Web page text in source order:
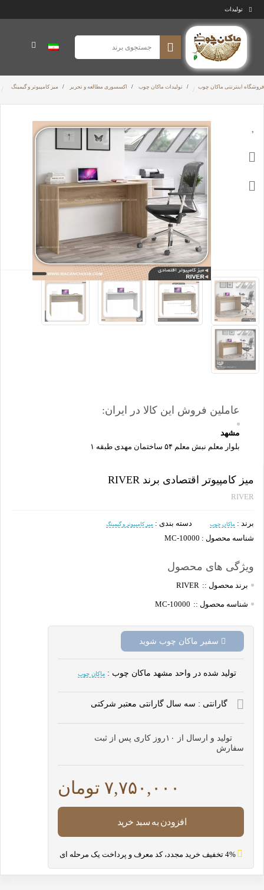
تولیدات
فروشگاه اینترنتی ماکان چوب / تولیدات ماکان چوب / اکسسوری مطالعه و تحریر / میز کامپیوتر و گیمینگ
میز کامپیوتر اقتصادی برند RIVER
RIVER
برند : ماکان چوب دسته بندی : میز کامپیوتر و گیمینگ
شناسه محصول : MC-10000
برند محصول :: RIVER
شناسه محصول :: MC-10000
سفیر ماکان چوب شوید
تولید شده در واحد مشهد ماکان چوب : ماکان چوب
گارانتی : سه سال گارانتی معتبر شرکتی
تولید و ارسال از ۱۰روز کاری پس از ثبت
سفارش
۷,۷۵۰,۰۰۰ تومان
افزودن به سبد خرید
4% تخفیف خرید مجدد، کد معرف و پرداخت یک مرحله ای
مشهد
بلوار معلم نبش معلم ۵۴ ساختمان مهدی طبقه ۱